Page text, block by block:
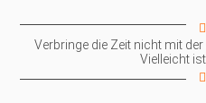
Verbringe die Zeit nicht mit
Vielleicht